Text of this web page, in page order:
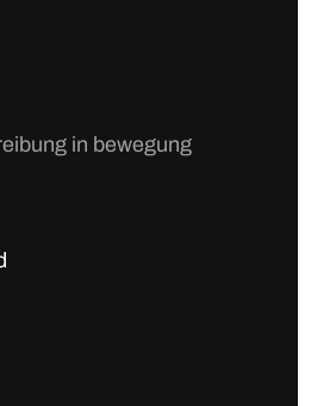
in bewegung